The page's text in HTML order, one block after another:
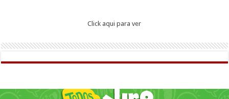
Click aqui para ver